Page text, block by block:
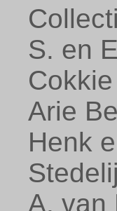
S. en
Arie
Henk
A. van